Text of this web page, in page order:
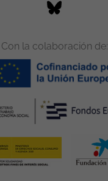
Con la colaboración de: